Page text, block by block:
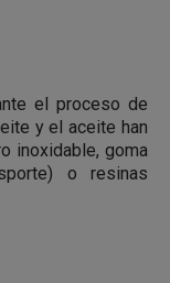
el proceso de
y el aceite han
inoxidable, goma
o resinas